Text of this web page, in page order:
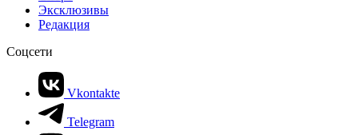
Эксклюзивы
Редакция
Соцсети
Vkontakte
Telegram